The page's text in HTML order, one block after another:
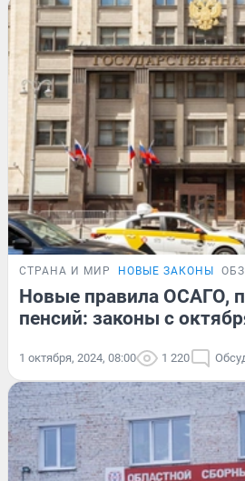
СТРАНА И МИР НОВЫЕ ЗАКОНЫ
Новые правила ОСАГО,
пенсий: законы с
1 октября, 2024, 08:00 1 220